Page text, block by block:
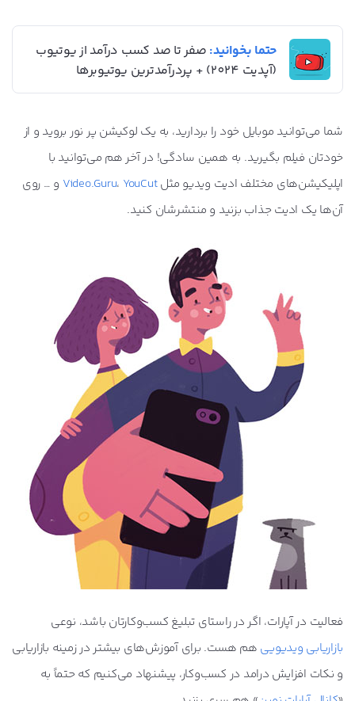
حتما بخوانید: صفر تا صد کسب درآمد از یوتیوب
(آپدیت 2024) + پردرآمدترین یوتیوبرها
شما می‌توانید موبایل خود را بردارید، به یک لوکیشن پر نور بروید و از
خودتان فیلم بگیرید. به همین سادگی! در آخر هم می‌توانید با
اپلیکیشن‌های مختلف ادیت ویدیو مثل Video.Guru، YouCut
و … روی
آن‌ها یک ادیت جذاب بزنید و منتشرشان کنید.
فعالیت در آپارات، اگر در راستای تبلیغ کسب‌وکارتان باشد، نوعی
بازاریابی ویدیویی هم هست. برای آموزش‌های بیشتر در زمینه بازاریابی
و نکات افزایش درامد در کسب‌وکار، پیشنهاد می‌کنیم که حتماً به